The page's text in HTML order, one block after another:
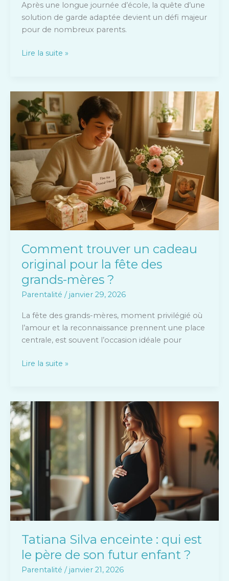
Après une longue journée d’école, la quête d’une
solution de garde adaptée devient un défi majeur
pour de nombreux parents.
Lire la suite »
Comment trouver un cadeau
original pour la fête des
grands-mères ?
Parentalité / janvier 29, 2026
La fête des grands-mères, moment privilégié où
l’amour et la reconnaissance prennent une place
centrale, est souvent l’occasion idéale pour
Comment
trouver
un
cadeau
original
pour
fête
des
grands-
mères
?
Lire la suite »
Tatiana Silva enceinte : qui est
le père de son futur enfant ?
Parentalité / janvier 21, 2026
Tatiana
Silva
enceinte
:
qui
est
le
père
de
son
enfant